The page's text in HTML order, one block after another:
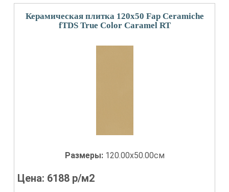
Керамическая плитка 120x50 Fap Ceramiche
fTDS True Color Caramel RT
Размеры: 120.00x50.00см
Цена: 6188 р/м2